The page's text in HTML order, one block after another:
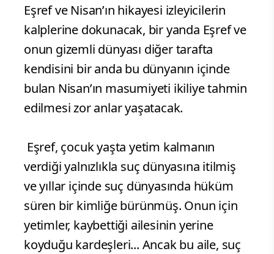
Eşref ve Nisan’ın hikayesi izleyicilerin
kalplerine dokunacak, bir yanda Eşref ve
onun gizemli dünyası diğer tarafta
kendisini bir anda bu dünyanın içinde
bulan Nisan’ın masumiyeti ikiliye tahmin
edilmesi zor anlar yaşatacak.
Eşref, çocuk yaşta yetim kalmanın
verdiği yalnızlıkla suç dünyasına itilmiş
ve yıllar içinde suç dünyasında hüküm
süren bir kimliğe bürünmüş. Onun için
yetimler, kaybettiği ailesinin yerine
koyduğu kardeşleri... Ancak bu aile, suç